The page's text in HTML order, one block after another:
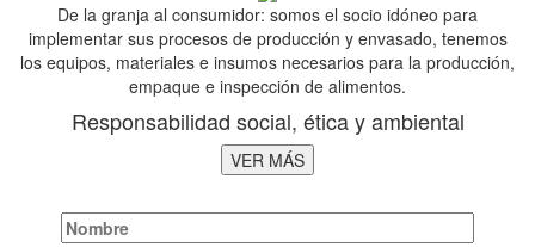
De la granja al consumidor: somos el socio idóneo para
implementar sus procesos de producción y envasado, tenemos
los equipos, materiales e insumos necesarios para la producción,
empaque e inspección de alimentos.
Responsabilidad social, ética y ambiental
VER MÁS